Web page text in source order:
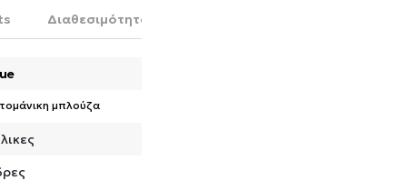
Διαθεσιμότητα στο κατάστημα
μπλούζα